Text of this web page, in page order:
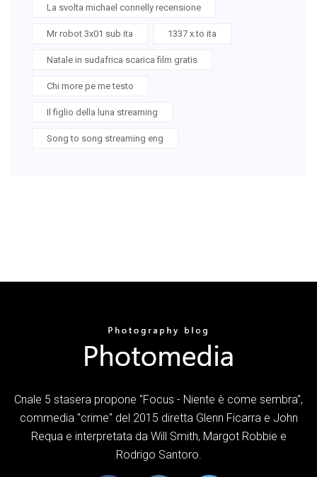
La svolta michael connelly recensione
Mr robot 3x01 sub ita 1337 x.to ita
Natale in sudafrica scarica film gratis
Chi more pe me testo
Il figlio della luna streaming
Song to song streaming eng
Cnale 5 stasera propone "Focus - Niente è come sembra",
commedia "crime" del 2015 diretta Glenn Ficarra e John
Requa e interpretata da Will Smith, Margot Robbie e
Rodrigo Santoro.